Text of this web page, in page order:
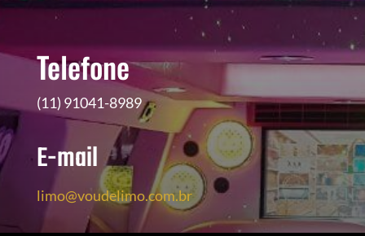
Telefone
(11) 91041-8989
E-mail
limo@voudelimo.com.br